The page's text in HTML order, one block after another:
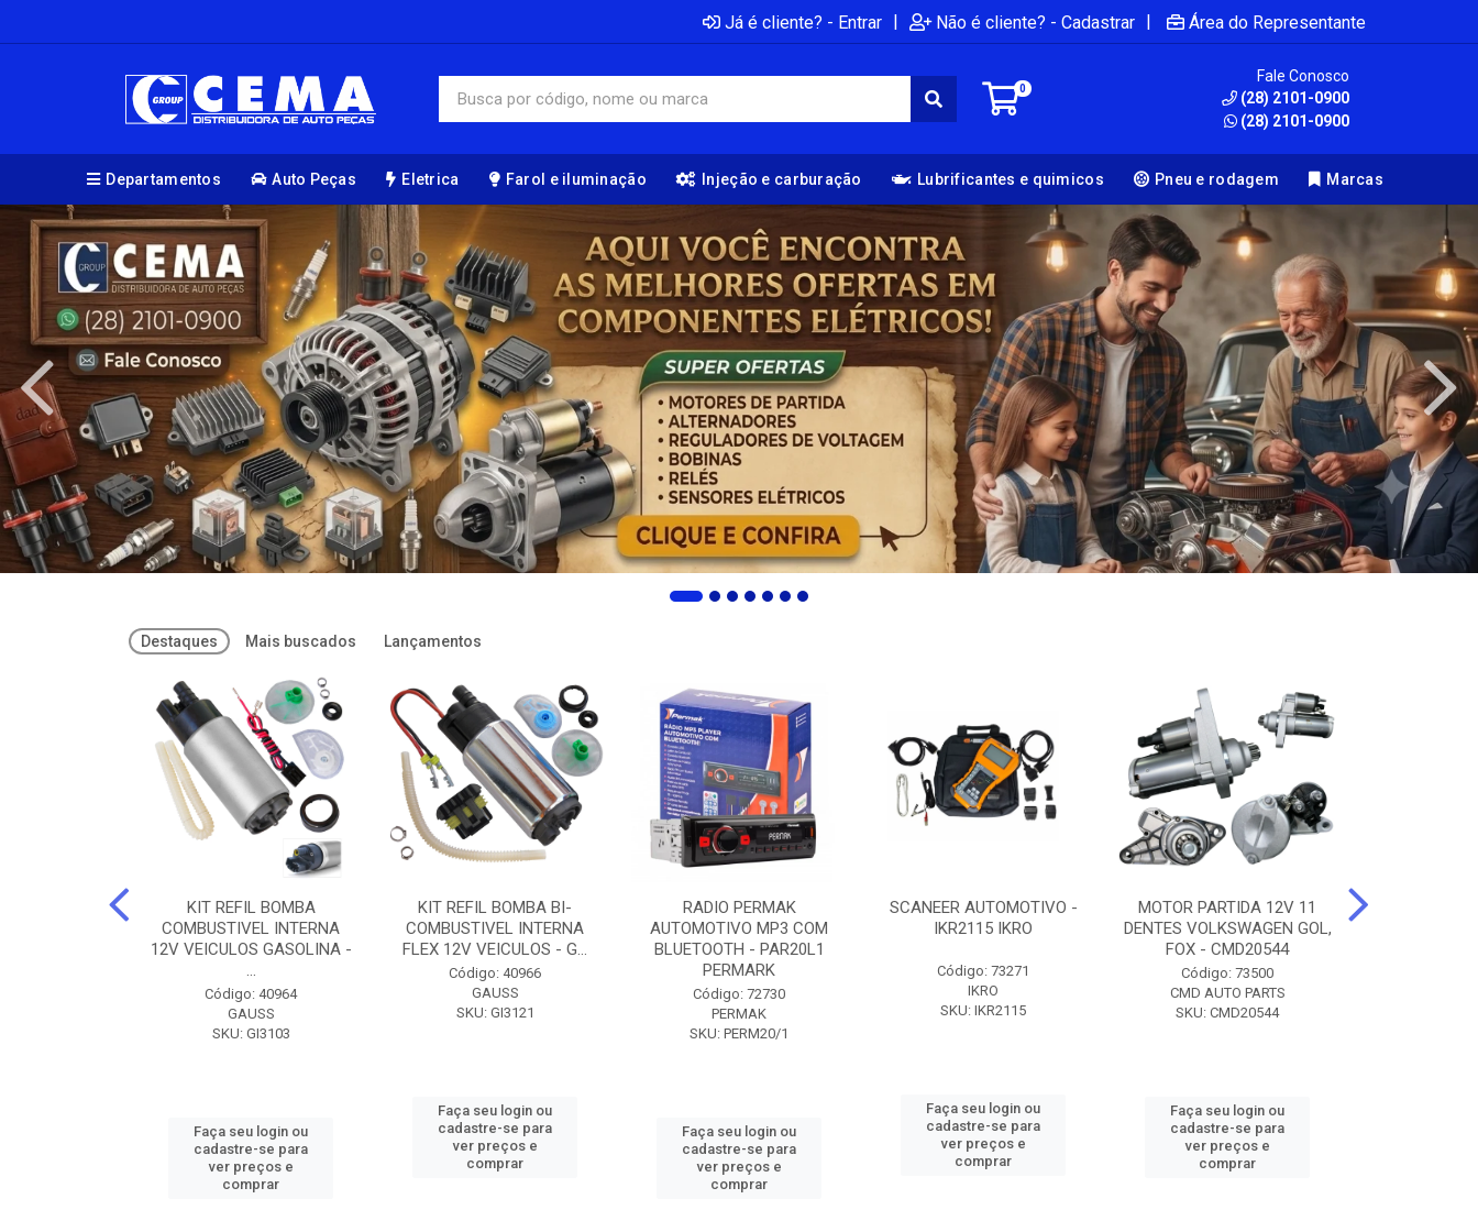
Já é cliente? - Entrar | Não é cliente? - Cadastrar | Área do Representante
0
Fale Conosco
(28) 2101-0900
(28) 2101-0900
Departamentos Auto Peças Eletrica Farol e iluminação Injeção e carburação Lubrificantes e quimicos Pneu e rodagem Marcas
Destaques Mais buscados Lançamentos
KIT REFIL BOMBA
COMBUSTIVEL INTERNA
12V VEICULOS GASOLINA -
...
Código: 40964
GAUSS
SKU: GI3103
Faça seu login ou
cadastre-se para
ver preços e
comprar
KIT REFIL BOMBA BI-
COMBUSTIVEL INTERNA
FLEX 12V VEICULOS - G...
Código: 40966
GAUSS
SKU: GI3121
Faça seu login ou
cadastre-se para
ver preços e
comprar
RADIO PERMAK
AUTOMOTIVO MP3 COM
BLUETOOTH - PAR20L1
PERMARK
Código: 72730
PERMAK
SKU: PERM20/1
Faça seu login ou
cadastre-se para
ver preços e
comprar
SCANEER AUTOMOTIVO -
IKR2115 IKRO
Código: 73271
IKRO
SKU: IKR2115
Faça seu login ou
cadastre-se para
ver preços e
comprar
MOTOR PARTIDA 12V 11
DENTES VOLKSWAGEN GOL,
FOX - CMD20544
Código: 73500
CMD AUTO PARTS
SKU: CMD20544
Faça seu login ou
cadastre-se para
ver preços e
comprar